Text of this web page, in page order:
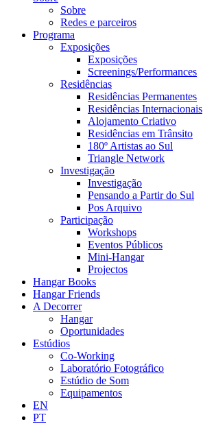
Sobre
Redes e parceiros
Programa
Exposições
Exposições
Screenings/Performances
Residências
Residências Permanentes
Residências Internacionais
Alojamento Criativo
Residências em Trânsito
180º Artistas ao Sul
Triangle Network
Investigação
Investigação
Pensando a Partir do Sul
Pos Arquivo
Participação
Workshops
Eventos Públicos
Mini-Hangar
Projectos
Hangar Books
Hangar Friends
A Decorrer
Hangar
Oportunidades
Estúdios
Co-Working
Laboratório Fotográfico
Estúdio de Som
Equipamentos
EN
PT